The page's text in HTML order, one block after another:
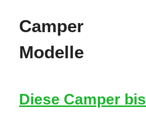
Camper
Modelle
Diese Camper bis